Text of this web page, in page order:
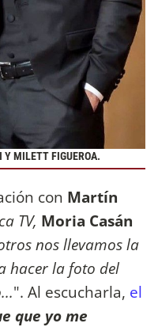
Y MILETT FIGUEROA.
con Martín
TV, Moria Casán
nos llevamos la
hacer la foto del
". Al escucharla, el
que yo me